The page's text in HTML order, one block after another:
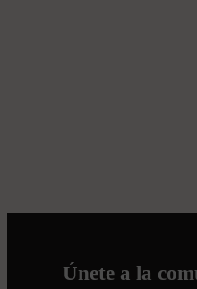
Únete a la